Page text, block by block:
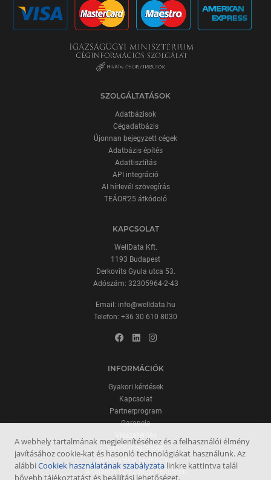
SZOLGÁLTATÁSOK
Adatbázisok
Cégadatbázis
Újonnan bejegyzett cégek
Adatbázis építés
Adattisztítás
API integráció
AI hírlevél szövegírás
TEÁOR'25 átkódoló
KAPCSOLAT
WellData Kft.
1193 Budapest
Derkovits Gyula utca 53.
Adószám: 32305964-2-43
Email: info@welldata.hu
Telefon: +36 30 610 8030
INFORMÁCIÓK
Gyakori kérdések
Kapcsolat
Partnerprogram
Garancia
GDPR megfelelés
Adatkezelési tájékoztató
Általános Szerződési Feltételek
A webhely tartalmának megjelenítéséhez és a felhasználói élmény
javításához cookie-kat és hasonló technológiákat használunk. Az
alábbiCookiek használatának szabályzata linkre kattintva talál
bővebb tájékoztatást és beállítási lehetőséget.